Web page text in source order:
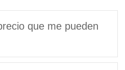
que me pueden